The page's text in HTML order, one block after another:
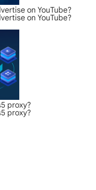
on YouTube?
on YouTube?
proxy?
proxy?